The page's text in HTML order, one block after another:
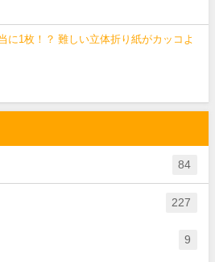
に1枚！？ 難しい立体折り紙がカッコよ
84
227
9